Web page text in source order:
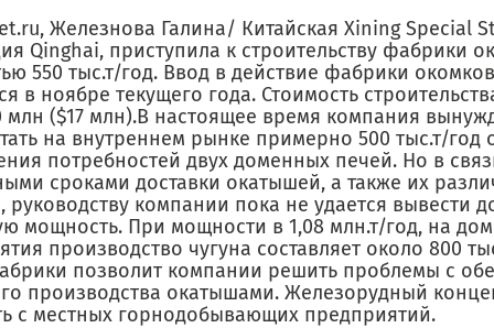
Железнова Галина/ Китайская Xining Special
Qinghai, приступила к строительству фабрики
550 тыс.т/год. Ввод в действие фабрики
в ноябре текущего года. Стоимость
млн ($17 млн).В настоящее время компания
на внутреннем рынке примерно 500 тыс.т/год
потребностей двух доменных печей. Но в
сроками доставки окатышей, а также их
руководству компании пока не удается вывести
мощность. При мощности в 1,08 млн.т/год, на
производство чугуна составляет около 800
позволит компании решить проблемы с
производства окатышами. Железорудный
с местных горнодобывающих предприятий.